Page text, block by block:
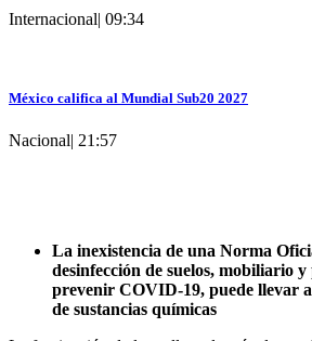
Internacional| 09:34
México califica al Mundial Sub20 2027
Nacional| 21:57
La inexistencia de una Norma
desinfección de suelos, mobiliario y
prevenir COVID-19, puede llevar
de sustancias químicas